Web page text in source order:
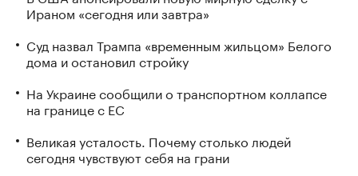
Ираном «сегодня или завтра»
Суд назвал Трампа «временным жильцом» Белого
дома и остановил стройку
На Украине сообщили о транспортном коллапсе
на границе с ЕС
Великая усталость. Почему столько людей
сегодня чувствуют себя на грани